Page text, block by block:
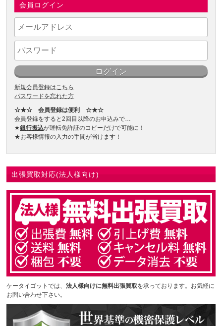
会員ログイン
新規会員登録はこちら
パスワードを忘れた方
☆★☆ 会員登録は便利 ☆★☆
会員登録をすると2回目以降のお申込みで…
★銀行振込が運転免許証のコピーだけで可能に！
★お客様情報の入力の手間が省けます！
出張買取対応(法人様向け)
ケータイゴットでは、法人様向けに無料出張買取を承っております。お気軽に
お問い合わせ下さい。